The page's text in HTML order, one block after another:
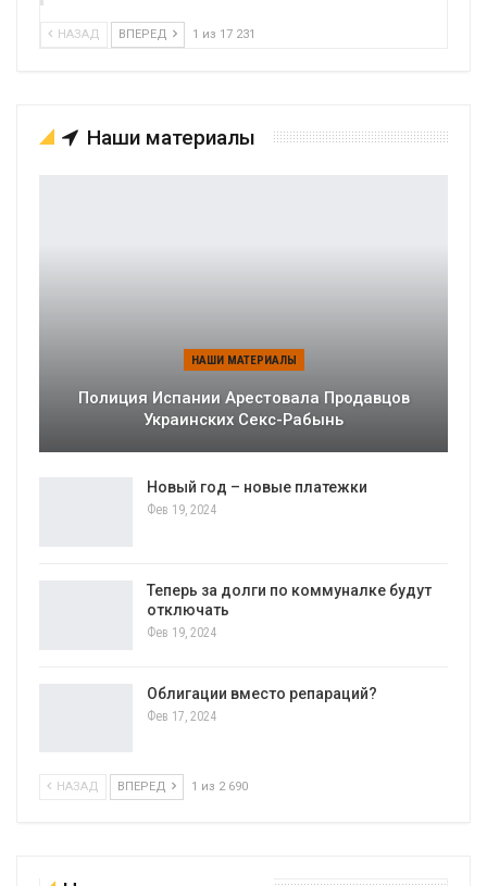
НАЗАД ВПЕРЕД 1 из 17 231
Наши материалы
НАШИ МАТЕРИАЛЫ
Полиция Испании Арестовала Продавцов
Украинских Секс-Рабынь
Новый год – новые платежки
Фев 19, 2024
Теперь за долги по коммуналке будут
отключать
Фев 19, 2024
Облигации вместо репараций?
Фев 17, 2024
НАЗАД ВПЕРЕД 1 из 2 690